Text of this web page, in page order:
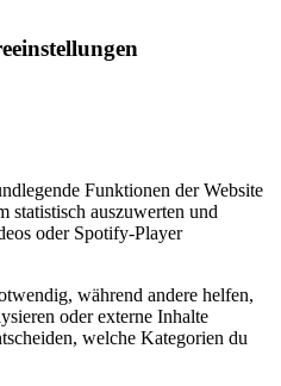
Funktionen der Website
statistisch auszuwerten und
oder Spotify-Player
während andere helfen,
oder externe Inhalte
welche Kategorien du